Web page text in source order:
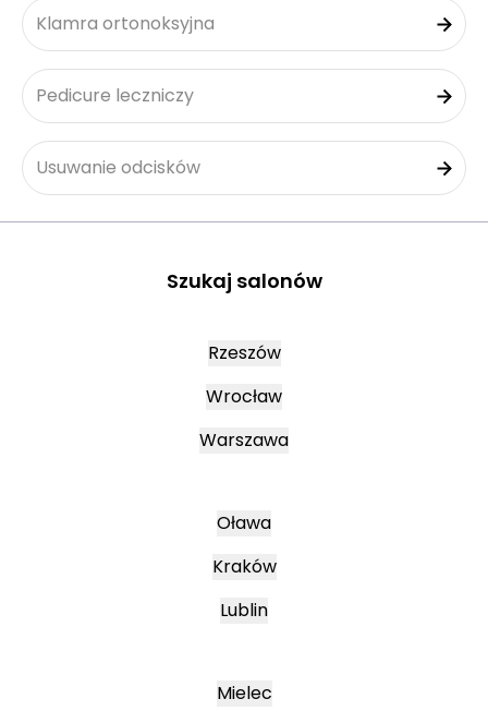
Klamra ortonoksyjna
Pedicure leczniczy
Usuwanie odcisków
Szukaj salonów
Rzeszów
Wrocław
Warszawa
Oława
Kraków
Lublin
Mielec